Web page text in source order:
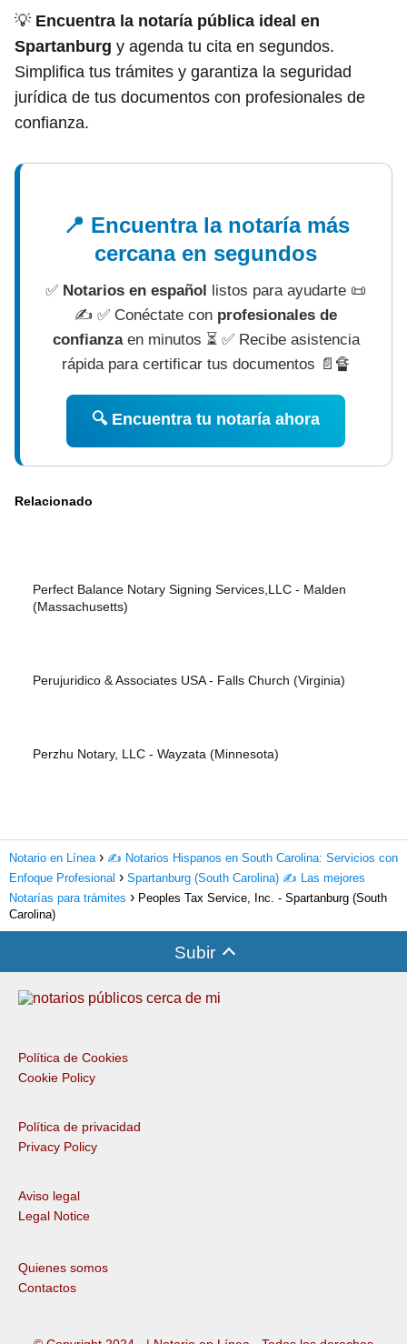
💡 Encuentra la notaría pública ideal en
Spartanburg y agenda tu cita en segundos.
Simplifica tus trámites y garantiza la seguridad
jurídica de tus documentos con profesionales de
confianza.
📍 Encuentra la notaría más
cercana en segundos
✅ Notarios en español listos para ayudarte 📜
✍ ✅ Conéctate con profesionales de
confianzaen minutos ⏳ ✅ Recibe asistencia
rápida para certificar tus documentos 📄🔏
🔍 Encuentra tu notaría ahora
Relacionado
Perfect Balance Notary Signing Services,LLC - Malden
(Massachusetts)
Perujuridico & Associates USA - Falls Church (Virginia)
Perzhu Notary, LLC - Wayzata (Minnesota)
Notario en Línea
✍️ Notarios Hispanos en South Carolina: Servicios con
Enfoque Profesional
Spartanburg (South Carolina) ✍️ Las mejores
Notarías para trámites
Peoples Tax Service, Inc. - Spartanburg (South
Carolina)
Subir
Política de Cookies
Cookie Policy
Política de privacidad
Privacy Policy
Aviso legal
Legal Notice
Quienes somos
Contactos